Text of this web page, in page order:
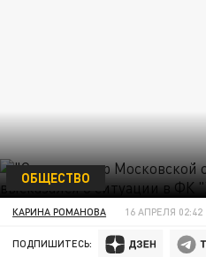
ОБЩЕСТВО
КАРИНА РОМАНОВА 16 АПРЕЛЯ 02:42
ПОДПИШИТЕСЬ: